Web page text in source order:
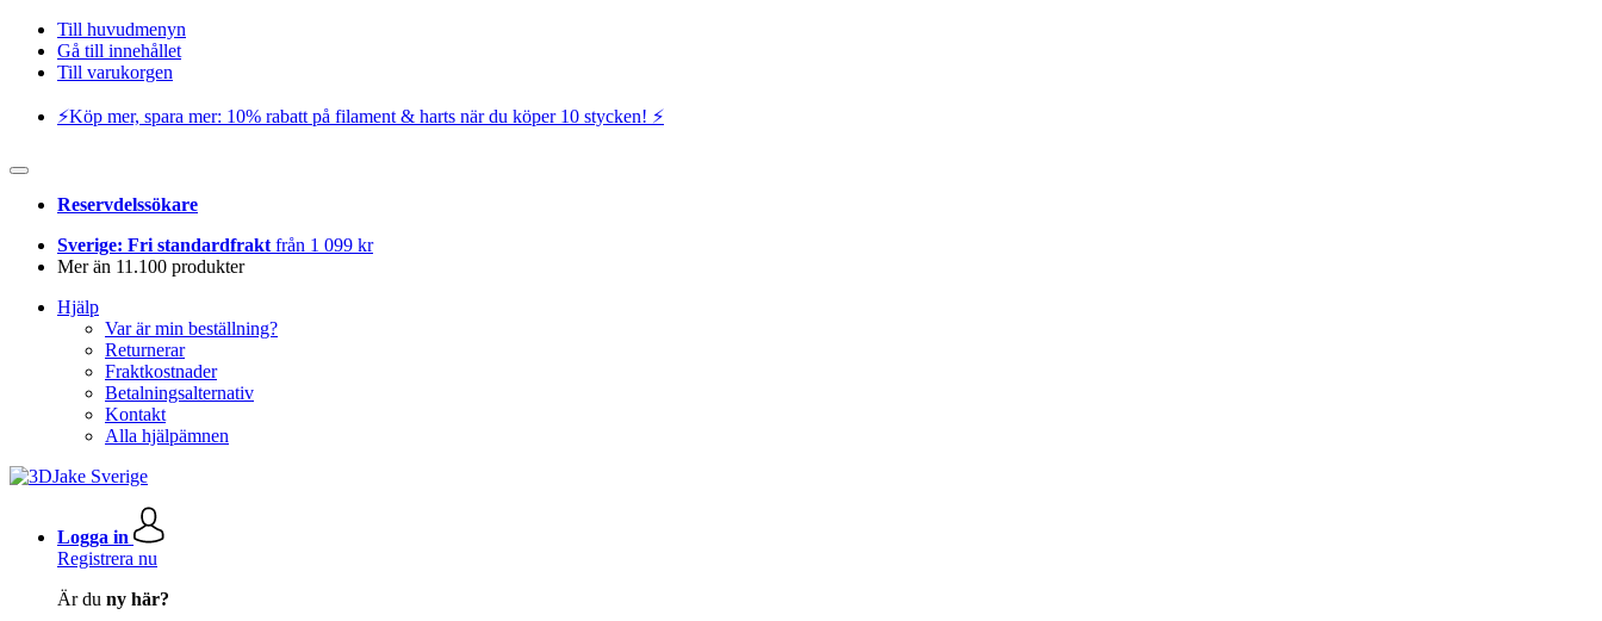
Till huvudmenyn
Gå till innehållet
Till varukorgen
⚡️Köp mer, spara mer: 10% rabatt på filament & harts när du köper 10 stycken! ⚡️
Reservdelssökare
Sverige: Fri standardfrakt från 1 099 kr
Mer än 11.100 produkter
Hjälp
Var är min beställning?
Returnerar
Fraktkostnader
Betalningsalternativ
Kontakt
Alla hjälpämnen
Logga in
Registrera nu
Är du ny här?